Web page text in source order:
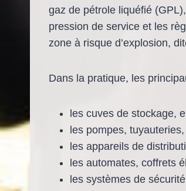
gaz de pétrole liquéfié
pression de service et les
zone à risque d’explosion,
Dans la pratique, les
les cuves de stockage,
les pompes,
les appareils de
les automates, coffrets
les systèmes de